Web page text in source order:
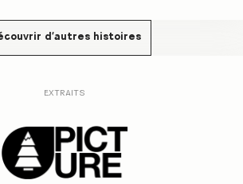
d'autres histoires
EXTRAITS